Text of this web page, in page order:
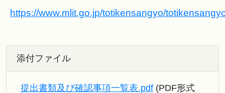
https://www.mlit.go.jp/totikensangyo/
添付ファイル
提出書類及び確認事項一覧表.pdf (PDF形式